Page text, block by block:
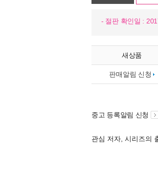
- 절판 확인일 :
새상품
판매알림 신청
중고 등록알림 신청
관심 저자, 시리즈의